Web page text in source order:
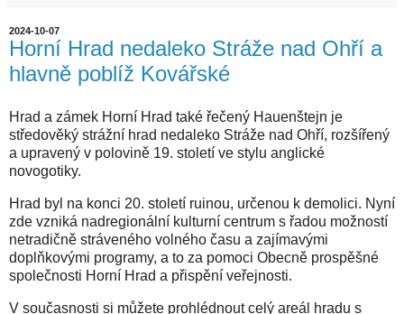
2024-10-07
Horní Hrad nedaleko Stráže nad Ohří a
hlavně poblíž Kovářské
Hrad a zámek Horní Hrad také řečený Hauenštejn je
středověký strážní hrad nedaleko Stráže nad Ohří, rozšířený
a upravený v polovině 19. století ve stylu anglické
novogotiky.
Hrad byl na konci 20. století ruinou, určenou k demolici. Nyní
zde vzniká nadregionální kulturní centrum s řadou možností
netradičně stráveného volného času a zajímavými
doplňkovými programy, a to za pomoci Obecně prospěšné
společnosti Horní Hrad a přispění veřejnosti.
V současnosti si můžete prohlédnout celý areál hradu s